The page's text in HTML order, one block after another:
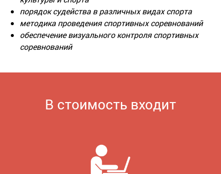
порядок судейства в различных видах спорта
методика проведения спортивных соревнований
обеспечение визуального контроля спортивных
соревнований
В стоимость входит